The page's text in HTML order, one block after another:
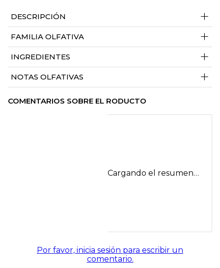
DESCRIPCIÓN +
FAMILIA OLFATIVA +
INGREDIENTES +
NOTAS OLFATIVAS +
COMENTARIOS SOBRE EL RODUCTO
Cargando el resumen…
Por favor, inicia sesión para escribir un
comentario.